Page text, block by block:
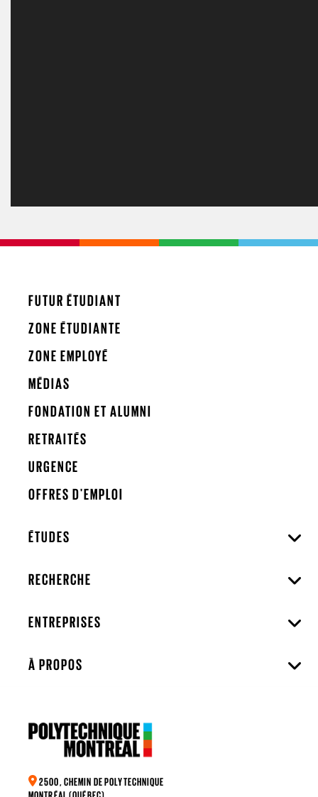
FUTUR ÉTUDIANT
ZONE ÉTUDIANTE
ZONE EMPLOYÉ
MÉDIAS
FONDATION ET ALUMNI
RETRAITÉS
URGENCE
OFFRES D'EMPLOI
ÉTUDES
RECHERCHE
ENTREPRISES
À PROPOS
2500, CHEMIN DE POLYTECHNIQUE